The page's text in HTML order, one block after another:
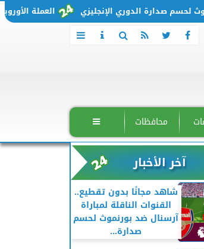
العملة الأوروبية تتحرك من صدارة الدوري الإنجليزي
محافظات 
آخر الأخبار
شاهد مجانًا بدون تقطيع..
القنوات الناقلة لمباراة
آرسنال ضد بورنموث لحسم
صدارة...